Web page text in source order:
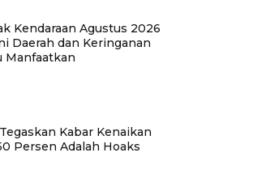
Kendaraan Agustus 2026
Daerah dan Keringanan
Manfaatkan
Kabar Kenaikan
Persen Adalah Hoaks